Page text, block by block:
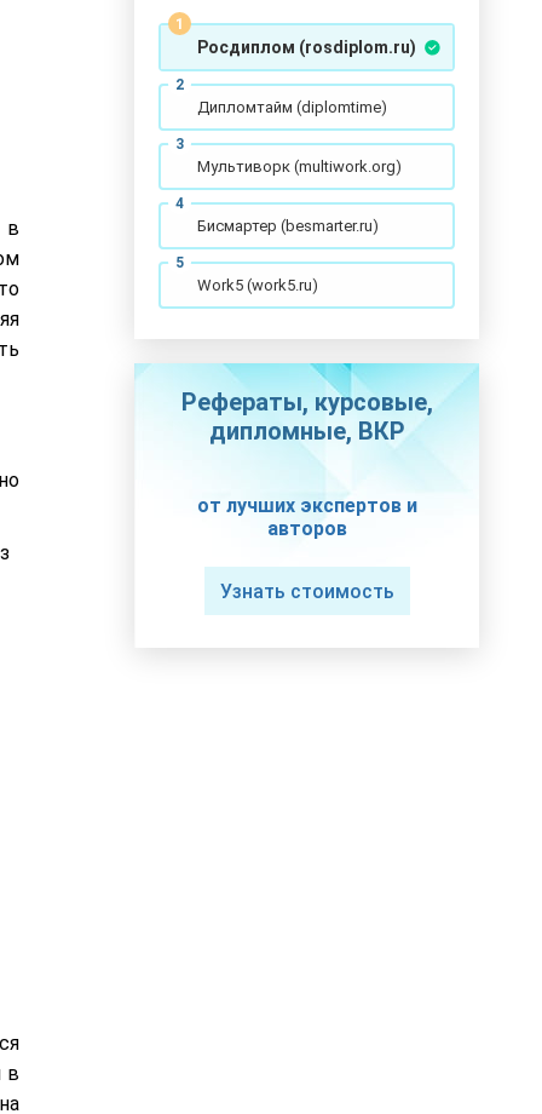
в
в
Росдиплом (rosdiplom.ru)
Дипломтайм (diplomtime)
Мультиворк (multiwork.org)
Бисмартер (besmarter.ru)
Work5 (work5.ru)
Рефераты, курсовые,
дипломные, ВКР
от лучших экспертов и
авторов
Узнать стоимость